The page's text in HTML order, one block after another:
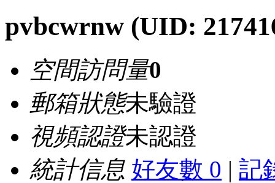
pvbcwrnw (UID:
空間訪問量0
郵箱狀態未驗證
視頻認證未認證
統計信息 好友數 0 | 記